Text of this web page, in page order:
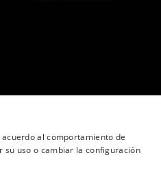
al comportamiento de
su uso o cambiar la configuración